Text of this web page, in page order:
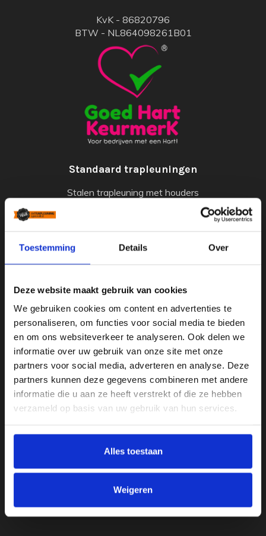
Toestemming Details Over
Deze website maakt gebruik van cookies
We gebruiken cookies om content en advertenties te
personaliseren, om functies voor social media te bieden
en om ons websiteverkeer te analyseren. Ook delen we
informatie over uw gebruik van onze site met onze
partners voor social media, adverteren en analyse. Deze
partners kunnen deze gegevens combineren met andere
informatie die u aan ze heeft verstrekt of die ze hebben
verzameld op basis van uw gebruik van hun services.
Alles toestaan
Weigeren
KvK - 86820796
BTW - NL864098261B01
Standaard trapleuningen
Stalen trapleuning met houders
Houten trapleuning met houders
Gebogen trapleuningen
Smeedijzeren trapleuningen
Trapleuningen met LED verlichting
Houten trapleuningen
Op maat buigen van de leuning
Wij verkopen ook
Hekwerken
Gordijnroede
Spijl op maat
Laten inmeten of monteren